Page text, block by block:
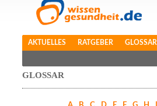
AKTUELLES RATGEBER GLOSSAR
GLOSSAR